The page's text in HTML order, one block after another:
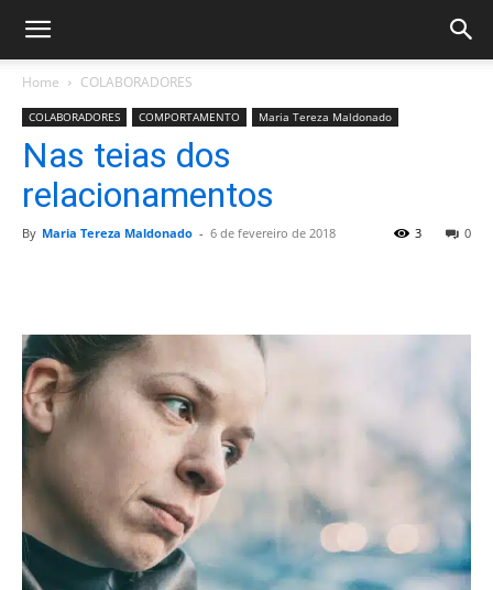
Home COLABORADORES
COLABORADORES COMPORTAMENTO Maria Tereza Maldonado
Nas teias dos
relacionamentos
By Maria Tereza Maldonado - 6 de fevereiro de 2018 0
3